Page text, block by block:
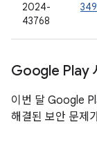
2024-
43768
Google Play
이번 달 Google
해결된 보안 문제